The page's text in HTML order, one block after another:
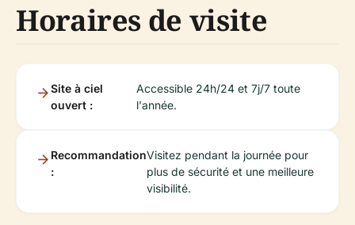
Horaires de visite
Site à ciel
ouvert :
Accessible 24h/24 et 7j/7 toute
l'année.
Recommandation
:
Visitez pendant la journée pour
plus de sécurité et une meilleure
visibilité.